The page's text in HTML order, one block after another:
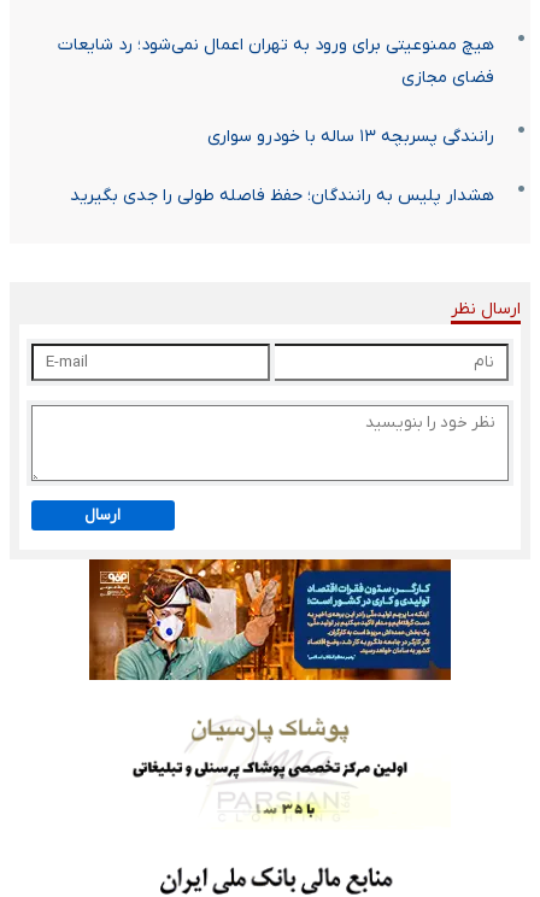
هیچ ممنوعیتی برای ورود به تهران اعمال نمی‌شود؛ رد شایعات
فضای مجازی
رانندگی پسربچه ۱۳ ساله با خودرو سواری
هشدار پلیس به رانندگان؛ حفظ فاصله طولی را جدی بگیرید
ارسال نظر
ارسال